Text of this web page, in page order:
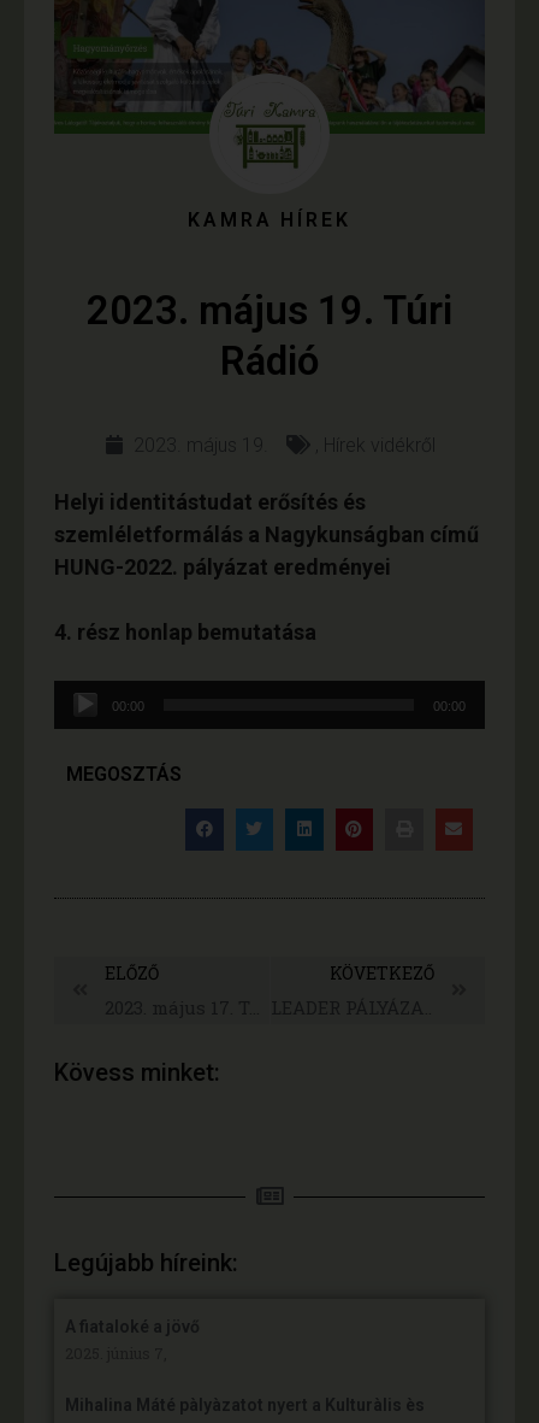
KAMRA HÍREK
2023. május 19. Túri
Rádió
2023. május 19. , Hírek vidékről
Helyi identitástudat erősítés és
szemléletformálás a Nagykunságban című
HUNG-2022. pályázat eredményei
4. rész honlap bemutatása
Audió
lejátszó
00:00 00:00
MEGOSZTÁS
ELŐZŐ KÖVETKEZŐ
Kövess minket:
Legújabb híreink:
A fiataloké a jövő
Mihalina Máté pàlyàzatot nyert a Kulturàlis ès